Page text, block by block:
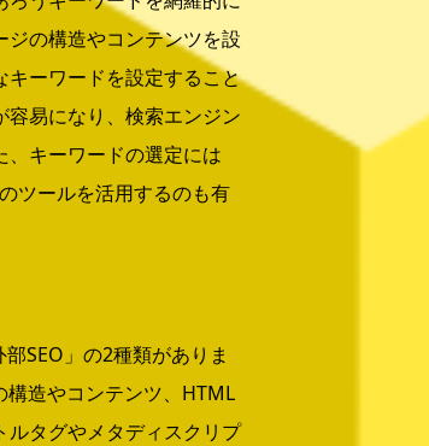
ジの構造やコンテンツを設
ーワードを設定すること
易になり、検索エンジン
、キーワードの選定には
ツールを活用するのも有
SEO」の2種類がありま
構造やコンテンツ、HTML
ルタグやメタディスクリプ